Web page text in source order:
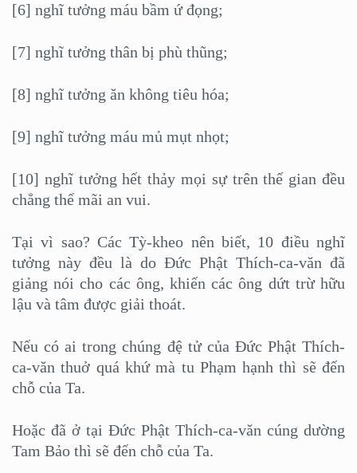
[6] nghĩ tưởng máu bầm ứ đọng;
[7] nghĩ tưởng thân bị phù thũng;
[8] nghĩ tưởng ăn không tiêu hóa;
[9] nghĩ tưởng máu mủ mụt nhọt;
[10] nghĩ tưởng hết thảy mọi sự trên thế gian đều
chẳng thể mãi an vui.
Tại vì sao? Các Tỳ-kheo nên biết, 10 điều nghĩ
tưởng này đều là do Đức Phật Thích-ca-văn đã
giảng nói cho các ông, khiến các ông dứt trừ hữu
lậu và tâm được giải thoát.
Nếu có ai trong chúng đệ tử của Đức Phật Thích-
ca-văn thuở quá khứ mà tu Phạm hạnh thì sẽ đến
chỗ của Ta.
Hoặc đã ở tại Đức Phật Thích-ca-văn cúng dường
Tam Bảo thì sẽ đến chỗ của Ta.